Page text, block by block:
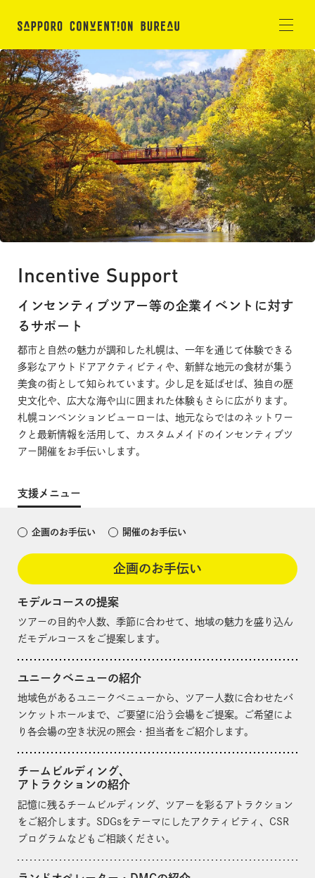
Incentive Support
インセンティブツアー等の企業イベントに対す
るサポート
都市と自然の魅力が調和した札幌は、一年を通じて体験できる
多彩なアウトドアアクティビティや、新鮮な地元の食材が集う
美食の街として知られています。少し足を延ばせば、独自の歴
史文化や、広大な海や山に囲まれた体験もさらに広がります。
札幌コンベンションビューローは、地元ならではのネットワー
クと最新情報を活用して、カスタムメイドのインセンティブツ
アー開催をお手伝いします。
支援メニュー
企画のお手伝い 開催のお手伝い
企画のお手伝い
モデルコースの提案
ツアーの目的や人数、季節に合わせて、地域の魅力を盛り込ん
だモデルコースをご提案します。
ユニークベニューの紹介
地域色があるユニークベニューから、ツアー人数に合わせたバ
ンケットホールまで、ご要望に沿う会場をご提案。ご希望によ
り各会場の空き状況の照会・担当者をご紹介します。
チームビルディング、
アトラクションの紹介
記憶に残るチームビルディング、ツアーを彩るアトラクション
をご紹介します。SDGsをテーマにしたアクティビティ、CSR
プログラムなどもご相談ください。